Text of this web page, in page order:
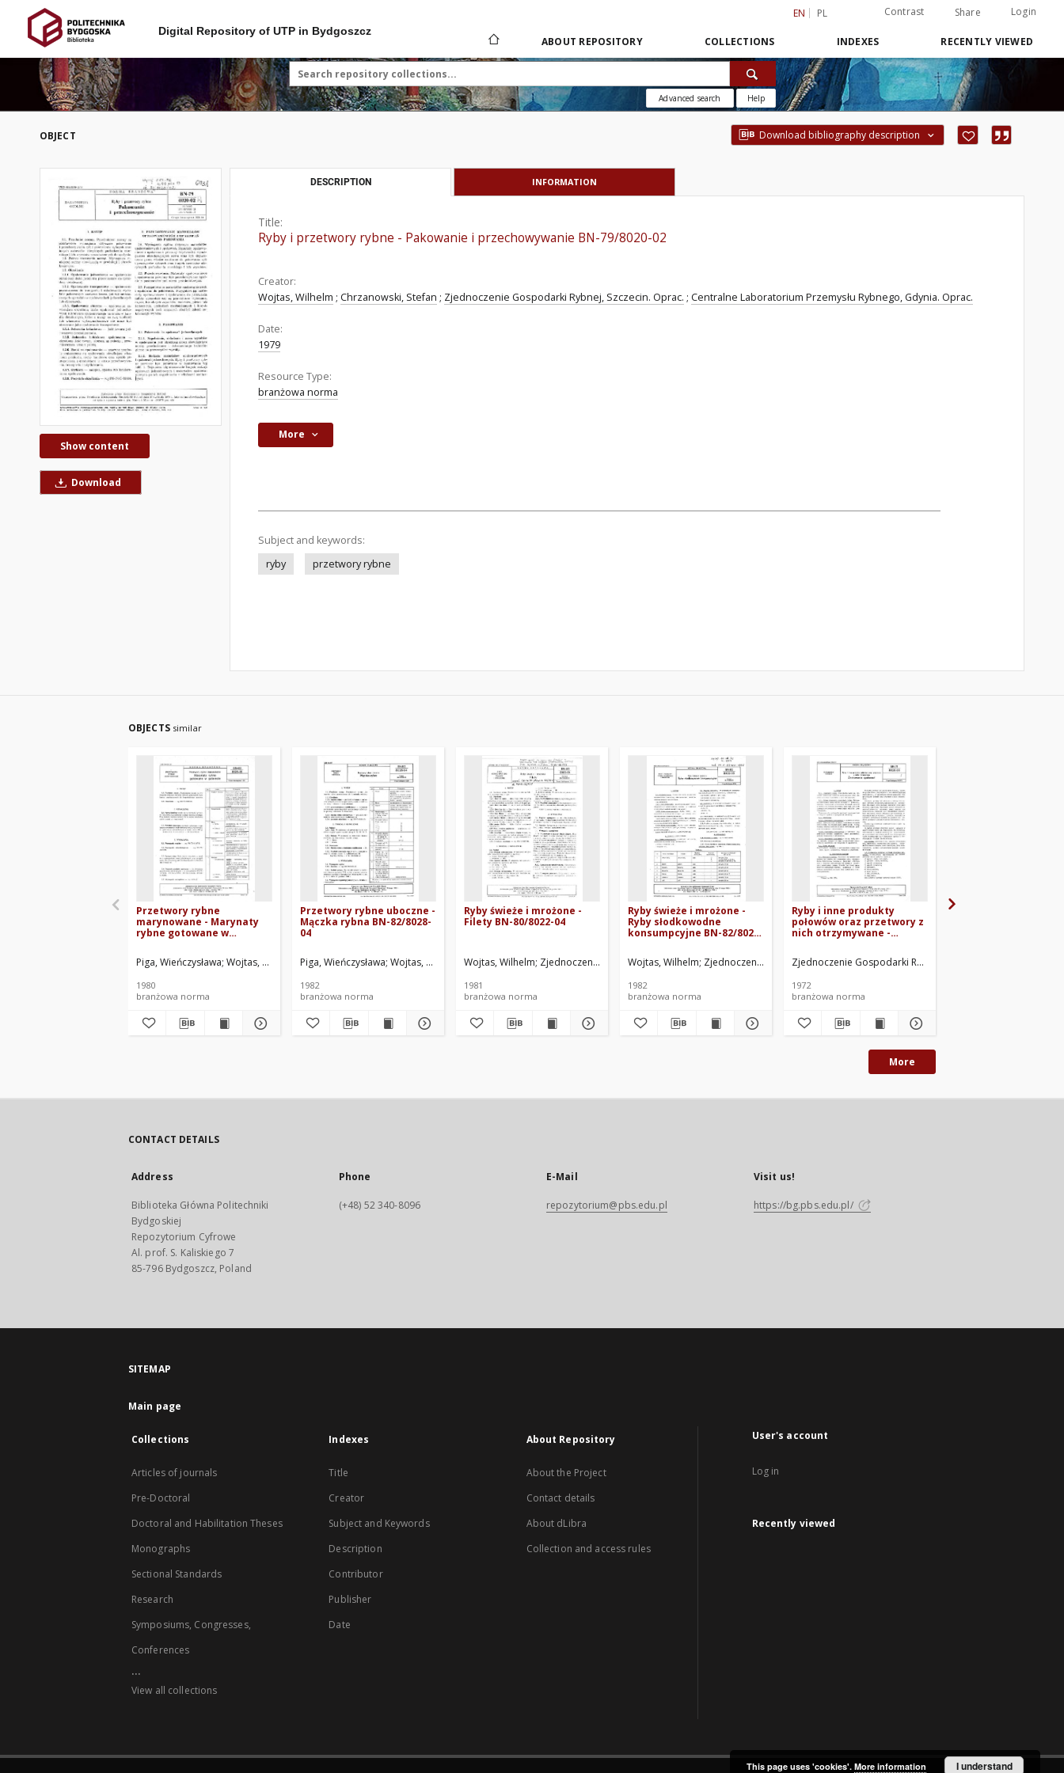
EN PL Contrast Share Login
Digital Repository of UTP in Bydgoszcz
ABOUT REPOSITORY COLLECTIONS INDEXES RECENTLY VIEWED
Advanced search Help
OBJECT Download bibliography description
Show content
Download
DESCRIPTION INFORMATION
Title:
Ryby i przetwory rybne - Pakowanie i przechowywanie BN-79/8020-02
Creator:
Wojtas, Wilhelm ; Chrzanowski, Stefan ; Zjednoczenie Gospodarki Rybnej, Szczecin. Oprac. ; Centralne Laboratorium Przemysłu Rybnego, Gdynia. Oprac.
Date:
1979
Resource Type:
branżowa norma
More
Subject and keywords:
ryby
przetwory rybne
OBJECTS similar
Przetwory rybne
marynowane - Marynaty
rybne gotowane w
Piga, Wieńczysława Wojtas, Wilhelm Zjednoczenie Gospodarki Rybnej, Szczecin. Oprac.
1980
branżowa norma
Przetwory rybne uboczne -
Mączka rybna BN-82/8028-
04
Piga, Wieńczysława Wojtas, Wilhelm Zjednoczenie Gospodarki Rybnej, Szczecin. Oprac.
1982
branżowa norma
Ryby świeże i mrożone -
Filety BN-80/8022-04
Wojtas, Wilhelm Zjednoczenie Gospodarki Rybnej, Szczecin. Oprac.
1981
branżowa norma
Ryby świeże i mrożone -
Ryby słodkowodne
konsumpcyjne BN-82/8022-
Wojtas, Wilhelm Zjednoczenie Gospodarki Rybnej, Szczecin. Oprac.
1982
branżowa norma
Ryby i inne produkty
połowów oraz przetwory z
nich otrzymywane -
BN-71/8020-03
Zjednoczenie Gospodarki Rybnej. Oprac.
1972
branżowa norma
More
CONTACT DETAILS
Address
Biblioteka Główna Politechniki
Bydgoskiej
Repozytorium Cyfrowe
Al. prof. S. Kaliskiego 7
85-796 Bydgoszcz, Poland
Phone
(+48) 52 340-8096
E-Mail
repozytorium@pbs.edu.pl
Visit us!
https://bg.pbs.edu.pl/
SITEMAP
Main page
Collections
Articles of journals
Pre-Doctoral
Doctoral and Habilitation Theses
Monographs
Sectional Standards
Research
Symposiums, Congresses,
Conferences
...
View all collections
Indexes
Title
Creator
Subject and Keywords
Description
Contributor
Publisher
Date
About Repository
About the Project
Contact details
About dLibra
Collection and access rules
User's account
Log in
Recently viewed
This page uses 'cookies'. More information I understand